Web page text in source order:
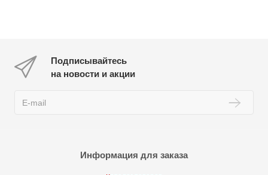
Подписывайтесь
на новости и акции
Информация для заказа